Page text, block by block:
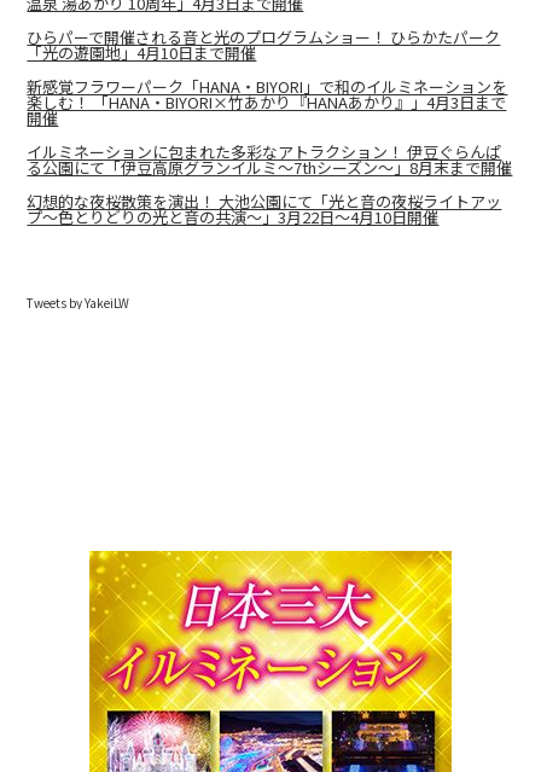
ひらパーで開催される音と光のプログラムショー！ ひらかたパーク
「光の遊園地」4月10日まで開催
新感覚フラワーパーク「HANA・BIYORI」で和のイルミネーションを
楽しむ！ 「HANA・BIYORI×竹あかり『HANAあかり』」4月3日まで
開催
イルミネーションに包まれた多彩なアトラクション！ 伊豆ぐらんぱ
る公園にて「伊豆高原グランイルミ～7thシーズン～」8月末まで開催
幻想的な夜桜散策を演出！ 大池公園にて「光と音の夜桜ライトアッ
プ～色とりどりの光と音の共演～」3月22日～4月10日開催
Tweets by YakeiLW